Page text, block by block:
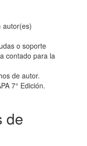
autor(es)
o soporte
contado para la
de autor.
7° Edición.
de